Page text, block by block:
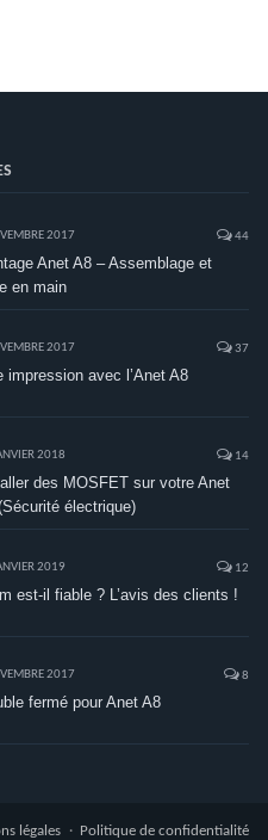
2017 44
Anet A8 – Assemblage et
en main
2017 37
impression avec l’Anet A8
2018 14
des MOSFET sur votre Anet
électrique)
2019 12
est-il fiable ? L’avis des clients !
2017 8
fermé pour Anet A8
légales Politique de confidentialité